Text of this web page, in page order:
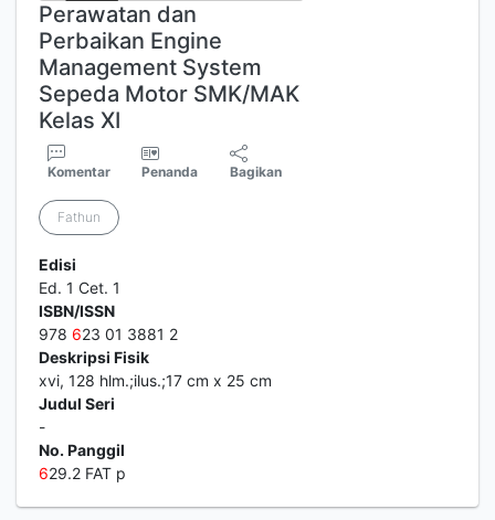
Perawatan dan
Perbaikan Engine
Management System
Sepeda Motor SMK/MAK
Kelas XI
Komentar Penanda Bagikan
Fathun
Edisi
Ed. 1 Cet. 1
ISBN/ISSN
978 623 01 3881 2
Deskripsi Fisik
xvi, 128 hlm.;ilus.;17 cm x 25 cm
Judul Seri
-
No. Panggil
629.2 FAT p